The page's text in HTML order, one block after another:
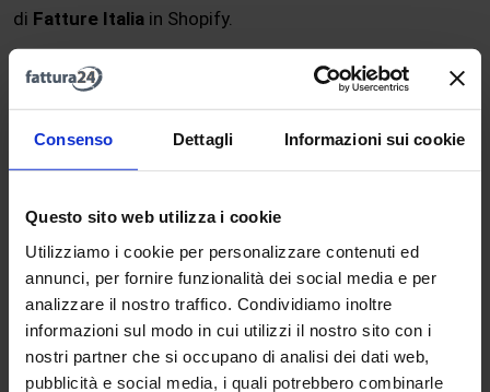
Consenso Dettagli Informazioni sui cookie
Questo sito web utilizza i cookie
Utilizziamo i cookie per personalizzare contenuti ed
annunci, per fornire funzionalità dei social media e per
analizzare il nostro traffico. Condividiamo inoltre
informazioni sul modo in cui utilizzi il nostro sito con i
nostri partner che si occupano di analisi dei dati web,
pubblicità e social media, i quali potrebbero combinarle
di Fatture Italia in Shopify.
Se avrai inserito i dati correttamente, non dovrai fare
nient’altro!
Il tool prevede una prova gratuita di 7 giorni e piani di
abbonamento a partire da 10 $/mese.